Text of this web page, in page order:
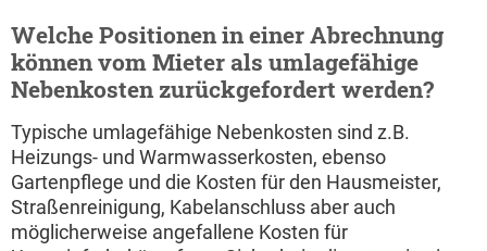
Welche Positionen in einer Abrechnung
können vom Mieter als umlagefähige
Nebenkosten zurückgefordert werden?
Typische umlagefähige Nebenkosten sind z.B.
Heizungs- und Warmwasserkosten, ebenso
Gartenpflege und die Kosten für den Hausmeister,
Straßenreinigung, Kabelanschluss aber auch
möglicherweise angefallene Kosten für